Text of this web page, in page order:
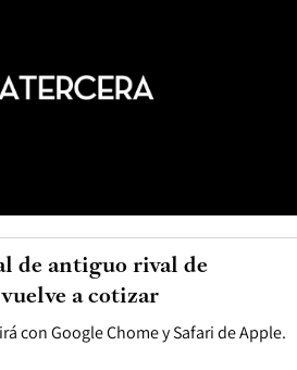
con Google Chome y Safari de Apple.
de antiguo rival de
a cotizar